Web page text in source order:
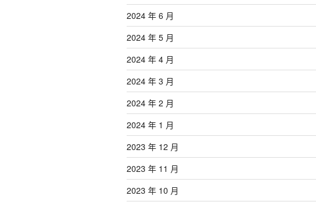
2024 年 6 月
2024 年 5 月
2024 年 4 月
2024 年 3 月
2024 年 2 月
2024 年 1 月
2023 年 12 月
2023 年 11 月
2023 年 10 月